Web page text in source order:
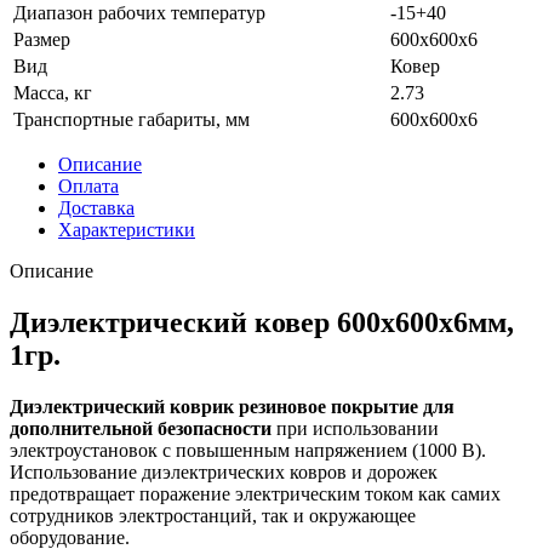
Диапазон рабочих температур
-15+40
Размер
600x600x6
Вид
Ковер
Масса, кг
2.73
Транспортные габариты, мм
600х600х6
Описание
Оплата
Доставка
Характеристики
Описание
Диэлектрический ковер 600х600х6мм,
1гр.
Диэлектрический коврик резиновое покрытие для
дополнительной безопасности при использовании
электроустановок с повышенным напряжением (1000 В).
Использование диэлектрических ковров и дорожек
предотвращает поражение электрическим током как самих
сотрудников электростанций, так и окружающее
оборудование.